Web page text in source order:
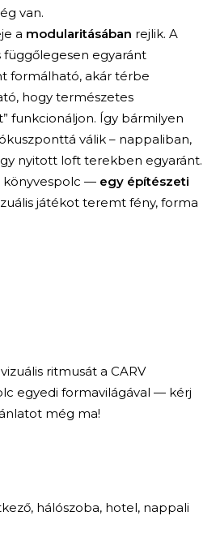
van.
a modularitásában rejlik. A
függőlegesen egyaránt
formálható, akár térbe
hogy természetes
funkcionáljon. Így bármilyen
válik – nappaliban,
nyitott loft terekben egyaránt.
könyvespolc — egy építészeti
játékot teremt fény, forma
ritmusát a CARV
egyedi formavilágával — kérj
még ma!
, hálószoba, hotel, nappali